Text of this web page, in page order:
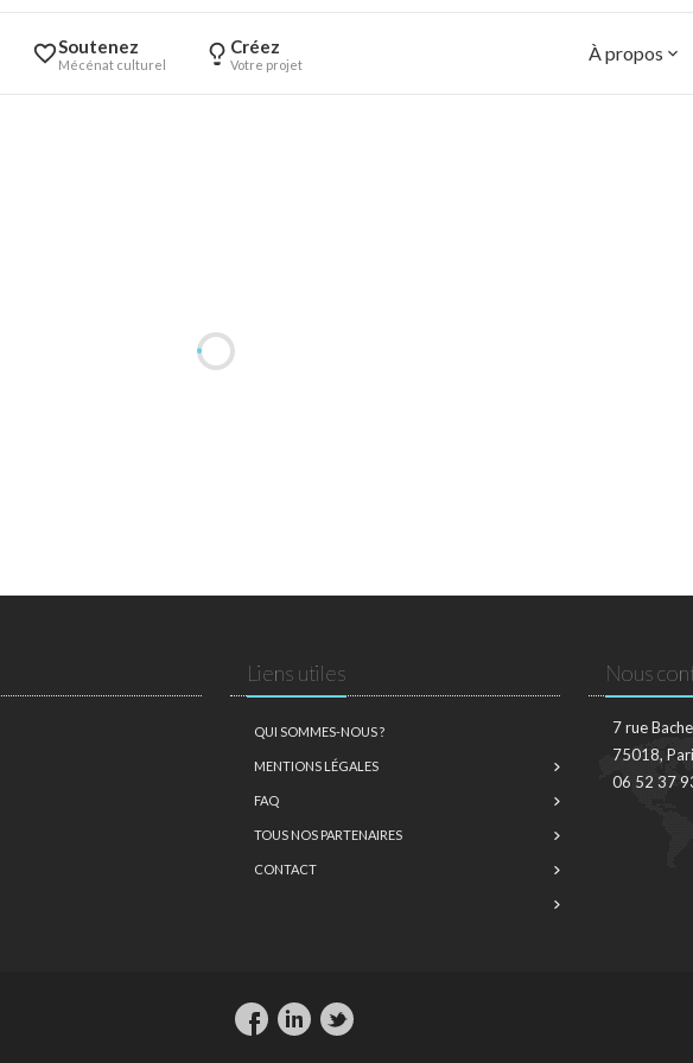
Soutenez
Mécénat culturel
Créez
Votre projet À propos
Liens utiles
QUI SOMMES-NOUS ?
MENTIONS LÉGALES
FAQ
TOUS NOS PARTENAIRES
CONTACT
Nous
7 rue
75018,
06 52 37